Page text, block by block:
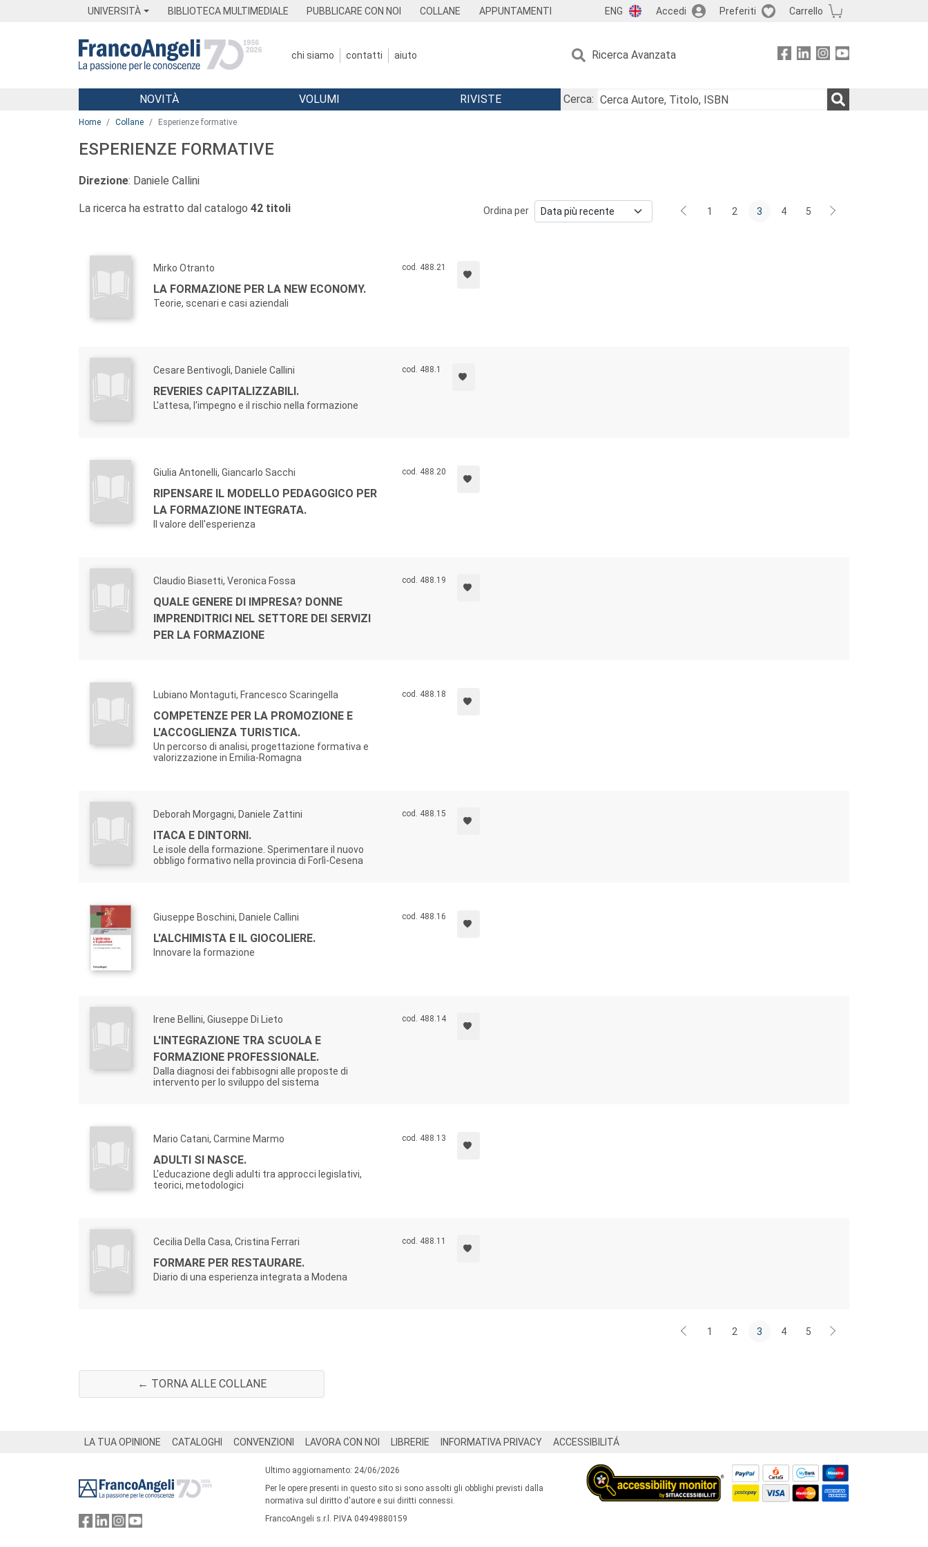
UNIVERSITÀ BIBLIOTECA MULTIMEDIALE PUBBLICARE CON NOI COLLANE APPUNTAMENTI ENG Accedi Preferiti Carrello
chi siamo contatti aiuto Ricerca Avanzata
Menu
NOVITÀ VOLUMI RIVISTE
Cerca:
Home Collane Esperienze formative
ESPERIENZE FORMATIVE
Direzione: Daniele Callini
La ricerca ha estratto dal catalogo 42 titoli Ordina per 1 2 3 4 5
Mirko Otranto
LA FORMAZIONE PER LA NEW ECONOMY.
Teorie, scenari e casi aziendali
cod. 488.21
Cesare Bentivogli, Daniele Callini
REVERIES CAPITALIZZABILI.
L'attesa, l'impegno e il rischio nella formazione
cod. 488.1
Giulia Antonelli, Giancarlo Sacchi
RIPENSARE IL MODELLO PEDAGOGICO PER
LA FORMAZIONE INTEGRATA.
Il valore dell'esperienza
cod. 488.20
Claudio Biasetti, Veronica Fossa
QUALE GENERE DI IMPRESA? DONNE
IMPRENDITRICI NEL SETTORE DEI SERVIZI
PER LA FORMAZIONE
cod. 488.19
Lubiano Montaguti, Francesco Scaringella
COMPETENZE PER LA PROMOZIONE E
L'ACCOGLIENZA TURISTICA.
Un percorso di analisi, progettazione formativa e
valorizzazione in Emilia-Romagna
cod. 488.18
Deborah Morgagni, Daniele Zattini
ITACA E DINTORNI.
Le isole della formazione. Sperimentare il nuovo
obbligo formativo nella provincia di Forlì-Cesena
cod. 488.15
Giuseppe Boschini, Daniele Callini
L'ALCHIMISTA E IL GIOCOLIERE.
Innovare la formazione
cod. 488.16
Irene Bellini, Giuseppe Di Lieto
L'INTEGRAZIONE TRA SCUOLA E
FORMAZIONE PROFESSIONALE.
Dalla diagnosi dei fabbisogni alle proposte di
intervento per lo sviluppo del sistema
cod. 488.14
Mario Catani, Carmine Marmo
ADULTI SI NASCE.
L'educazione degli adulti tra approcci legislativi,
teorici, metodologici
cod. 488.13
Cecilia Della Casa, Cristina Ferrari
FORMARE PER RESTAURARE.
Diario di una esperienza integrata a Modena
cod. 488.11
1 2 3 4 5
← TORNA ALLE COLLANE
LA TUA OPINIONE CATALOGHI CONVENZIONI LAVORA CON NOI LIBRERIE INFORMATIVA PRIVACY ACCESSIBILITÁ
Ultimo aggiornamento: 24/06/2026
Per le opere presenti in questo sito si sono assolti gli obblighi previsti dalla
normativa sul diritto d'autore e sui diritti connessi.
FrancoAngeli s.r.l. P.IVA 04949880159